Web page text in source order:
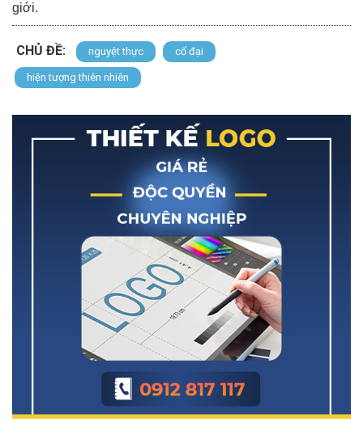
giới.
CHỦ ĐỀ: nguyệt thực cổ đại
hiện tượng thiên nhiên